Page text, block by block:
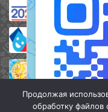
Продолжая
обработку файлов